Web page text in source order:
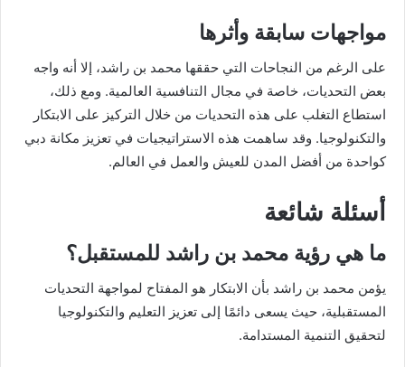
مواجهات سابقة وأثرها
على الرغم من النجاحات التي حققها محمد بن راشد، إلا أنه واجه
بعض التحديات، خاصة في مجال التنافسية العالمية. ومع ذلك،
استطاع التغلب على هذه التحديات من خلال التركيز على الابتكار
والتكنولوجيا. وقد ساهمت هذه الاستراتيجيات في تعزيز مكانة دبي
كواحدة من أفضل المدن للعيش والعمل في العالم.
أسئلة شائعة
ما هي رؤية محمد بن راشد للمستقبل؟
يؤمن محمد بن راشد بأن الابتكار هو المفتاح لمواجهة التحديات
المستقبلية، حيث يسعى دائمًا إلى تعزيز التعليم والتكنولوجيا
لتحقيق التنمية المستدامة.